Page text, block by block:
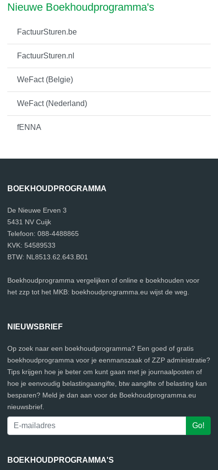
Nieuwe Boekhoudprogramma's
FactuurSturen.be
FactuurSturen.nl
WeFact (Belgie)
WeFact (Nederland)
fENNA
BOEKHOUDPROGRAMMA
De Nieuwe Erven 3
5431 NV Cuijk
Telefoon: 088-4488865
KVK: 54589533
BTW: NL8513.62.643.B01
Boekhoudprogramma vergelijken of online e boekhouden voor
het zzp tot het MKB: boekhoudprogramma.eu wijst de weg.
NIEUWSBRIEF
Op zoek naar een boekhoudprogramma? Een goed of gratis
boekhoudprogramma voor je eenmanszaak of ZZP administratie?
Tips krijgen hoe je beter om kunt gaan met je journaalposten of
hoe je eenvoudig belastingaangifte, btw aangifte of belasting kan
besparen? Meld je dan aan voor de Boekhoudprogramma.eu
nieuwsbrief.
BOEKHOUDPROGRAMMA'S